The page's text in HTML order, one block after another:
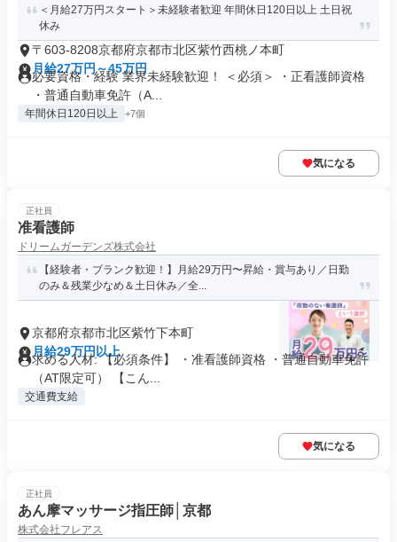
＜月給27万円スタート＞未経験者歓迎 年間休日120日以上 土日祝
休み
〒603-8208京都府京都市北区紫竹西桃ノ本町
月給27万円～45万円
必要資格・経験 業界未経験歓迎！ ＜必須＞ ・正看護師資格
・普通自動車免許（A...
年間休日120日以上 +7個
気になる
正社員
准看護師
ドリームガーデンズ株式会社
【経験者・ブランク歓迎！】月給29万円〜昇給・賞与あり／日勤
のみ＆残業少なめ＆土日休み／全...
京都府京都市北区紫竹下本町
月給29万円以上
求める人材: 【必須条件】 ・准看護師資格 ・普通自動車免許
（AT限定可） 【こん...
交通費支給
気になる
正社員
あん摩マッサージ指圧師│京都
株式会社フレアス